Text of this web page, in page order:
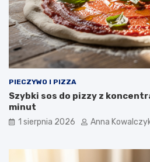
PIECZYWO I PIZZA
Szybki sos do pizzy z
minut
1 sierpnia 2026 Anna